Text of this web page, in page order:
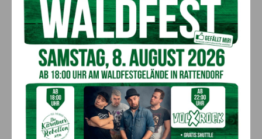
Bargeld im Bankomaten vergessen –
Polizei bittet um Hinweise
Aktuell 7. August 2026
Lienz: Bub (4) nach Badeunfall
reanimiert – Polizei sucht Zeugen
Aktuell 7. August 2026